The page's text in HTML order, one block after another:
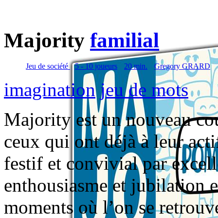
Majority familial
Jeu de société 5 - 10 joueurs 20 min. Gregory GRARD
imagination jeu de mots
Majority est un nouveau
ceux qui ont déjà à leur
festif et convivial par
enthousiasme et jubilation
moments où l’on se